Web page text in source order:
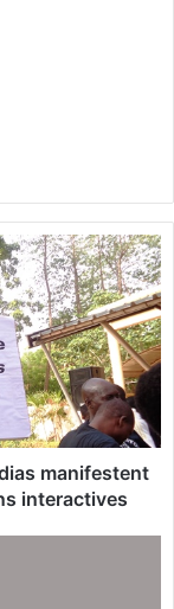
manifestent
interactives